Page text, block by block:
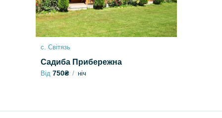
с. Світязь
Садиба Прибережна
Від 750₴ ніч